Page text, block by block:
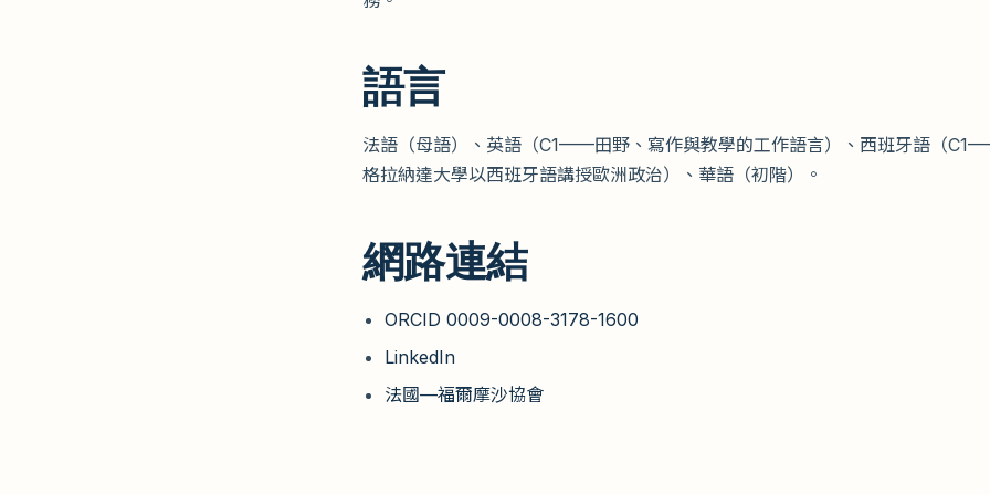
語言
法語（母語）、英語（C1——田野、寫作與教學的工作語言）、西班牙語（
格拉納達大學以西班牙語講授歐洲政治）、華語（初階）。
網路連結
ORCID 0009-0008-3178-1600
LinkedIn
法國—福爾摩沙協會